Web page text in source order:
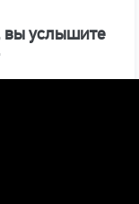
вы услышите